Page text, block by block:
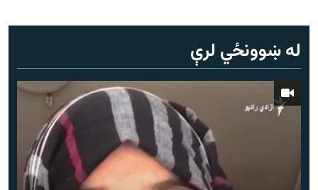
له ښوونځي لرې